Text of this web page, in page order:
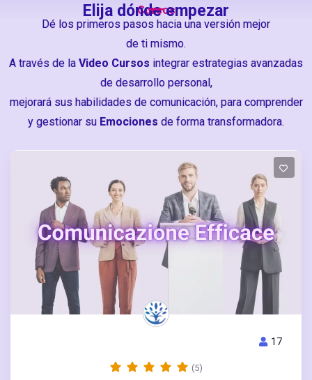
Cursos
Elija dónde empezar
Dé los primeros pasos hacia una versión mejor
de ti mismo.
A través de la Video Cursos integrar estrategias avanzadas
de desarrollo personal,
mejorará sus habilidades de comunicación, para comprender
y gestionar su Emociones de forma transformadora.